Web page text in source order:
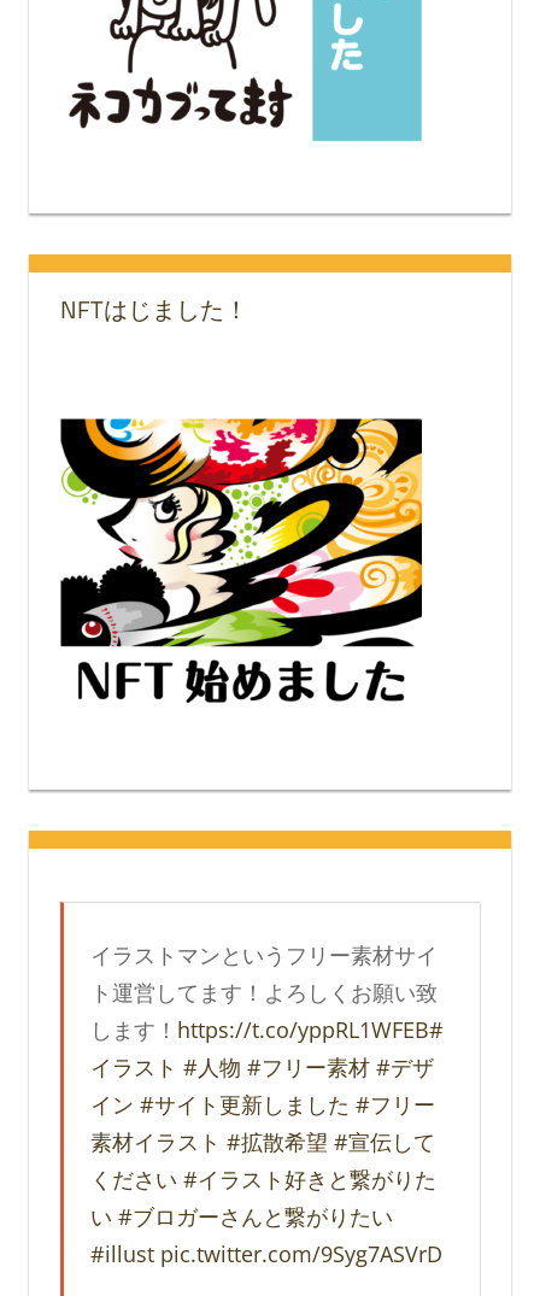
NFTはじました！
イラストマンというフリー素材サイ
ト運営してます！よろしくお願い致
します！ https://t.co/yppRL1WFEB#
イラスト #人物 #フリー素材 #デザ
イン #サイト更新しました #フリー
素材イラスト #拡散希望 #宣伝して
ください #イラスト好きと繋がりた
い #ブロガーさんと繋がりたい
#illust pic.twitter.com/9Syg7ASVrD